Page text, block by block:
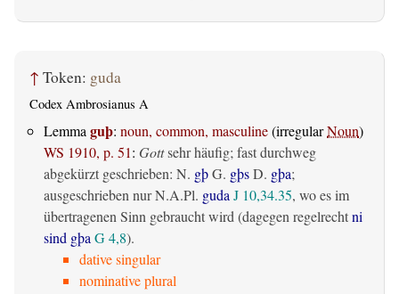
↑ Token: guda
Codex Ambrosianus A
Lemma guþ: noun, common, masculine(irregularNoun)
WS 1910, p. 51: Gottsehr häufig; fast durchweg
abgekürzt geschrieben: N. gþG. gþsD. gþa;
ausgeschrieben nur N.A.Pl. guda J 10,34.35, wo es im
übertragenen Sinn gebraucht wird (dagegen regelrechtni
sind gþa G 4,8).
dative singular
nominative plural